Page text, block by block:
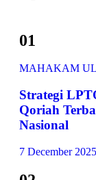
01
MAHAKAM
Strategi
Qoriah
Nasional
7 December